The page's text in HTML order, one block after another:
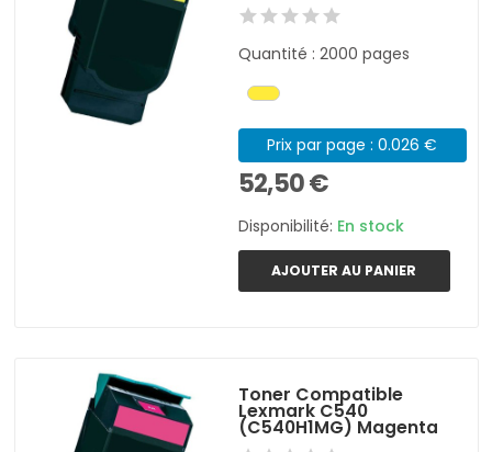
Quantité : 2000 pages
Prix par page : 0.026 €
52,50 €
Disponibilité: En stock
AJOUTER AU PANIER
Toner Compatible
Lexmark C540
(C540H1MG) Magenta